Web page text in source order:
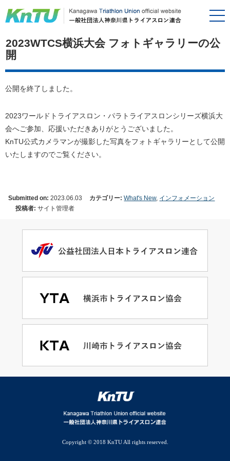
2023WTCS横浜大会 フォトギャラリーの公
開
公開を終了しました。
2023ワールドトライアスロン・パラトライアスロンシリーズ横浜大
会へご参加、応援いただきありがとうございました。
KnTU公式カメラマンが撮影した写真をフォトギャラリーとして公開
いたしますのでご覧ください。
Submitted on: 2023.06.03 カテゴリー: What's New, インフォメーション
投稿者: サイト管理者
Copyright © 2018 KnTU All rights reserved.